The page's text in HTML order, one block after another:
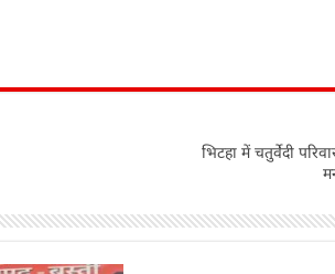
भिटहा में चतुर्वेदी